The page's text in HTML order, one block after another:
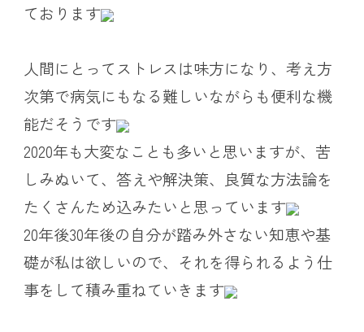
ております
人間にとってストレスは味方になり、考え方
次第で病気にもなる難しいながらも便利な機
能だそうです
2020年も大変なことも多いと思いますが、苦
しみぬいて、答えや解決策、良質な方法論を
たくさんため込みたいと思っています
20年後30年後の自分が踏み外さない知恵や基
礎が私は欲しいので、それを得られるよう仕
事をして積み重ねていきます